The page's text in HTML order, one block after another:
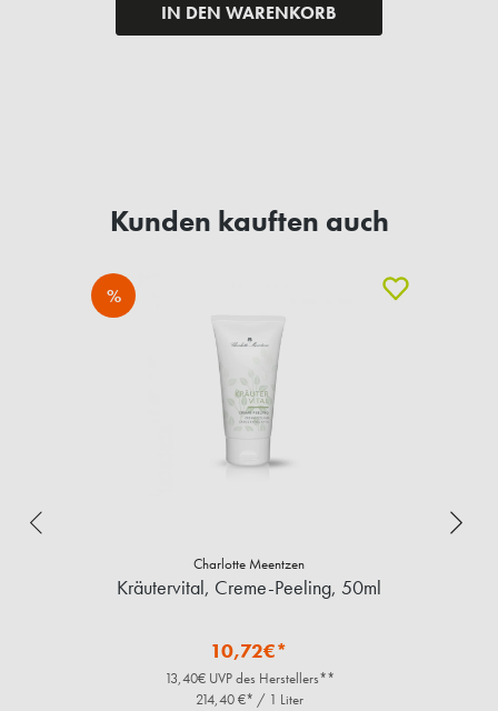
IN DEN WARENKORB
Kunden kauften auch
%
Charlotte Meentzen
Kräutervital, Creme-Peeling, 50ml
10,72€*
13,40€ UVP des Herstellers**
214,40 €* / 1 Liter